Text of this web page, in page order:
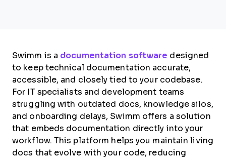
Swimm is a documentation software designed
to keep technical documentation accurate,
accessible, and closely tied to your codebase.
For IT specialists and development teams
struggling with outdated docs, knowledge silos,
and onboarding delays, Swimm offers a solution
that embeds documentation directly into your
workflow. This platform helps you maintain living
docs that evolve with your code, reducing